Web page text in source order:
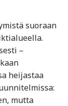
suoraan
–
heijastaa
mutta